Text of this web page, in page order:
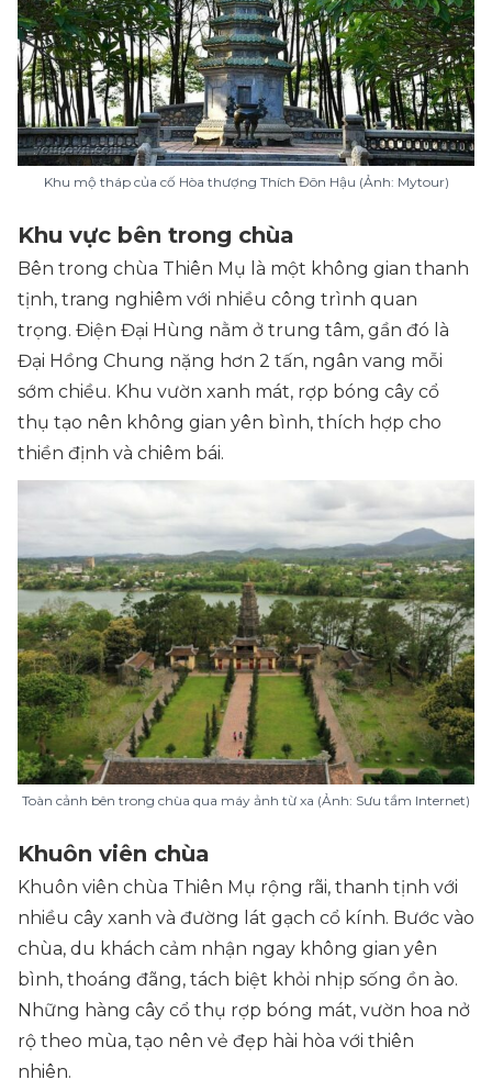
Khu mộ tháp của cố Hòa thượng Thích Đôn Hậu (Ảnh: Mytour)
Khu vực bên trong chùa
Bên trong chùa Thiên Mụ là một không gian thanh
tịnh, trang nghiêm với nhiều công trình quan
trọng. Điện Đại Hùng nằm ở trung tâm, gần đó là
Đại Hồng Chung nặng hơn 2 tấn, ngân vang mỗi
sớm chiều. Khu vườn xanh mát, rợp bóng cây cổ
thụ tạo nên không gian yên bình, thích hợp cho
thiền định và chiêm bái.
Toàn cảnh bên trong chùa qua máy ảnh từ xa (Ảnh: Sưu tầm Internet)
Khuôn viên chùa
Khuôn viên chùa Thiên Mụ rộng rãi, thanh tịnh với
nhiều cây xanh và đường lát gạch cổ kính. Bước vào
chùa, du khách cảm nhận ngay không gian yên
bình, thoáng đãng, tách biệt khỏi nhịp sống ồn ào.
Những hàng cây cổ thụ rợp bóng mát, vườn hoa nở
rộ theo mùa, tạo nên vẻ đẹp hài hòa với thiên
nhiên.